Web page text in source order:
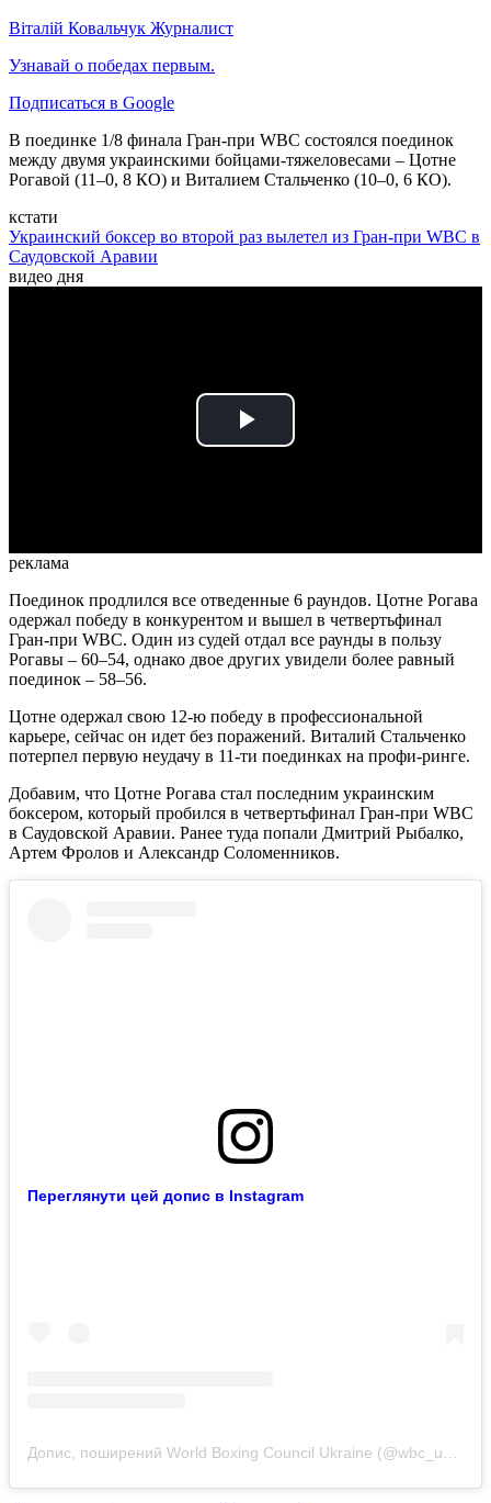
Віталій Ковальчук Журналист
Узнавай о победах первым.
Подписаться в Google
В поединке 1/8 финала Гран-при WBC состоялся поединок
между двумя украинскими бойцами-тяжеловесами – Цотне
Рогавой (11–0, 8 КО) и Виталием Стальченко (10–0, 6 КО).
кстати
Украинский боксер во второй раз вылетел из Гран-при WBC в
Саудовской Аравии
видео дня
Play
реклама
Поединок продлился все отведенные 6 раундов. Цотне Рогава
одержал победу в конкурентом и вышел в четвертьфинал
Гран-при WBC. Один из судей отдал все раунды в пользу
Рогавы – 60–54, однако двое других увидели более равный
поединок – 58–56.
Цотне одержал свою 12-ю победу в профессиональной
карьере, сейчас он идет без поражений. Виталий Стальченко
потерпел первую неудачу в 11-ти поединках на профи-ринге.
Добавим, что Цотне Рогава стал последним украинским
боксером, который пробился в четвертьфинал Гран-при WBC
в Саудовской Аравии. Ранее туда попали Дмитрий Рыбалко,
Артем Фролов и Александр Соломенников.
Переглянути цей допис в Instagram